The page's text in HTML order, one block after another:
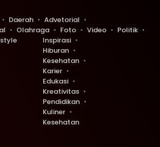
Daerah
Advetorial
Olahraga Foto Video
Politik
Inspirasi
Hiburan
Kesehatan
Karier
Edukasi
Kreativitas
Pendidikan
Kuliner
Kesehatan